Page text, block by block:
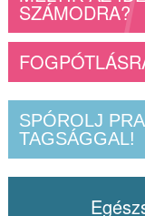
SZÁMODRA?
SPÓROLJ
TAGSÁGGAL!